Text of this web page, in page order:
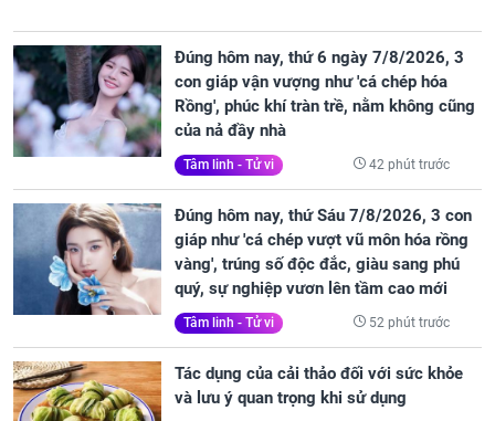
Đúng hôm nay, thứ 6 ngày 7/8/2026, 3
con giáp vận vượng như 'cá chép hóa
Rồng', phúc khí tràn trề, nằm không cũng
của nả đầy nhà
Tâm linh - Tử vi 42 phút trước
Đúng hôm nay, thứ Sáu 7/8/2026, 3 con
giáp như 'cá chép vượt vũ môn hóa rồng
vàng', trúng số độc đắc, giàu sang phú
quý, sự nghiệp vươn lên tầm cao mới
Tâm linh - Tử vi 52 phút trước
Tác dụng của cải thảo đối với sức khỏe
và lưu ý quan trọng khi sử dụng